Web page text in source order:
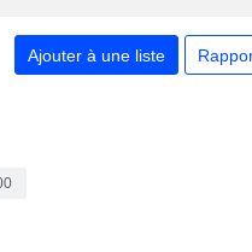
Ajouter à une liste